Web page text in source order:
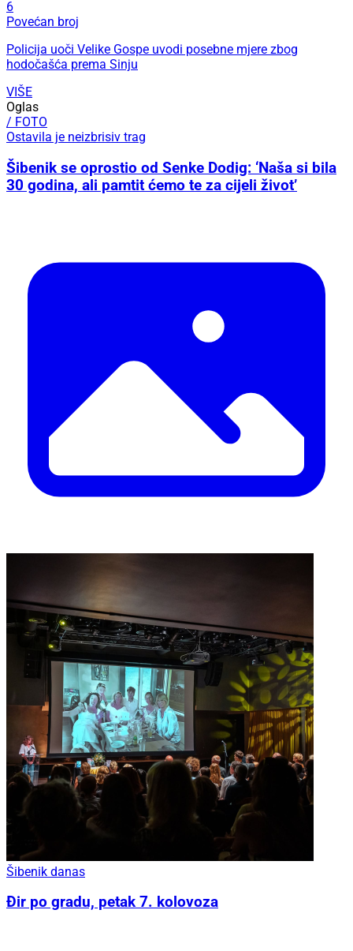
6
Povećan broj
Policija uoči Velike Gospe uvodi posebne mjere zbog
hodočašća prema Sinju
VIŠE
Oglas
/ FOTO
Ostavila je neizbrisiv trag
Šibenik se oprostio od Senke Dodig: ‘Naša si bila
30 godina, ali pamtit ćemo te za cijeli život’
Šibenik danas
Đir po gradu, petak 7. kolovoza